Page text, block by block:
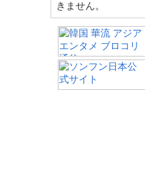
きません。